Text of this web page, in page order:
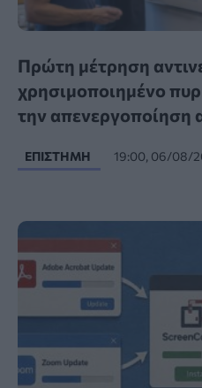
Πρώτη μέτρηση
χρησιμοποιημένο
την απενεργοποίηση
ΕΠΙΣΤΉΜΗ 19:00, 06/08/